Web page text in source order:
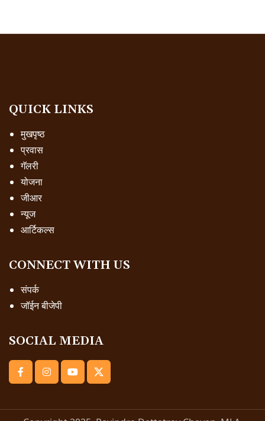
QUICK LINKS
मुखपृष्ठ
प्रवास
गॅलरी
योजना
जीआर
न्यूज
आर्टिकल्स
CONNECT WITH US
संपर्क
जॉईन बीजेपी
SOCIAL MEDIA